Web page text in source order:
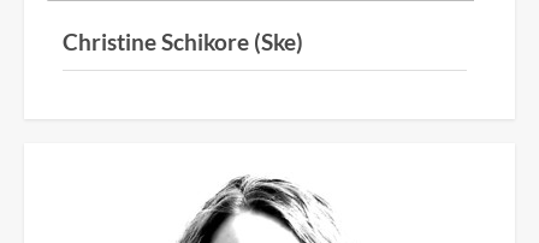
Christine Schikore (Ske)